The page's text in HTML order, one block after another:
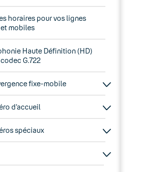
horaires pour vos lignes
mobiles
Haute Définition (HD)
G.722
fixe-mobile
d’accueil
spéciaux